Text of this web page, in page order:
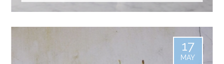
17
MAY